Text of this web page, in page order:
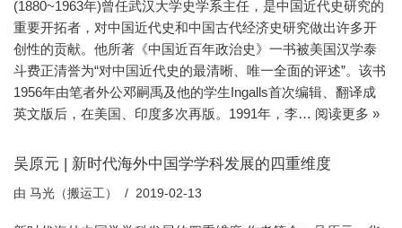
(1880~1963年)曾任武汉大学史学系主任，是中国近代史研究的
重要开拓者，对中国近代史和中国古代经济史研究做出许多开
创性的贡献。他所著《中国近百年政治史》一书被美国汉学泰
斗费正清誉为“对中国近代史的最清晰、唯一全面的评述”。该书
1956年由笔者外公邓嗣禹及他的学生Ingalls首次编辑、翻译成
英文版后，在美国、印度多次再版。1991年，李… 阅读更多 »
吴原元 | 新时代海外中国学学科发展的四重维度
由 马光（搬运工） 2019-02-13